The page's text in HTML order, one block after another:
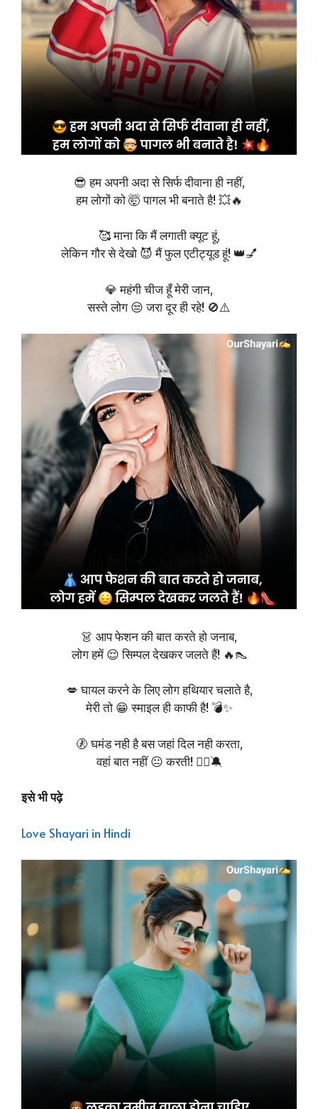
😎 हम अपनी अदा से सिर्फ दीवाना ही नहीं,
हम लोगों को 🤯 पागल भी बनाते है! 💥🔥
🥰 माना कि मैं लगाती क्यूट हूं,
लेकिन गौर से देखो 😈 मैं फुल एटीट्यूड हूं! 👑💅
💎 महंगी चीज हूँ मेरी जान,
सस्ते लोग 😒 जरा दूर ही रहे! 🚫⚠️
👗 आप फेशन की बात करते हो जनाब,
लोग हमें 😌 सिम्पल देखकर जलते हैं! 🔥👠
💋 घायल करने के लिए लोग हथियार चलाते है,
मेरी तो 😁 स्माइल ही काफी है! 💣✨
🚷 घमंड नही है बस जहां दिल नही करता,
वहां बात नहीं 😐 करती! 🙅‍♀️🔕
इसे भी पढ़े
Love Shayari in Hindi